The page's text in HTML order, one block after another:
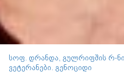
სოფ. დრანდა, გულრიფშის რ-
ვეტერანები. გენოციდი